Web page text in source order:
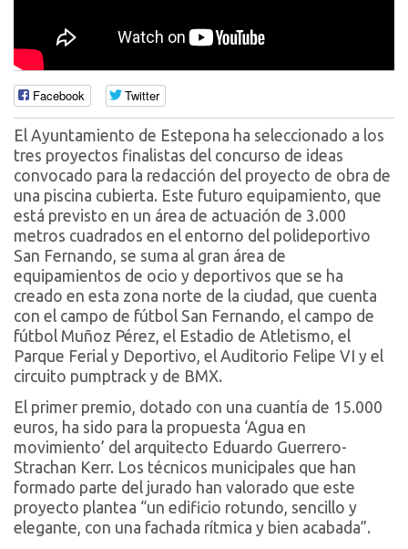
Facebook Twitter
El Ayuntamiento de Estepona ha seleccionado a los
tres proyectos finalistas del concurso de ideas
convocado para la redacción del proyecto de obra de
una piscina cubierta. Este futuro equipamiento, que
está previsto en un área de actuación de 3.000
metros cuadrados en el entorno del polideportivo
San Fernando, se suma al gran área de
equipamientos de ocio y deportivos que se ha
creado en esta zona norte de la ciudad, que cuenta
con el campo de fútbol San Fernando, el campo de
fútbol Muñoz Pérez, el Estadio de Atletismo, el
Parque Ferial y Deportivo, el Auditorio Felipe VI y el
circuito pumptrack y de BMX.
El primer premio, dotado con una cuantía de 15.000
euros, ha sido para la propuesta ‘Agua en
movimiento’ del arquitecto Eduardo Guerrero-
Strachan Kerr. Los técnicos municipales que han
formado parte del jurado han valorado que este
proyecto plantea “un edificio rotundo, sencillo y
elegante, con una fachada rítmica y bien acabada”.